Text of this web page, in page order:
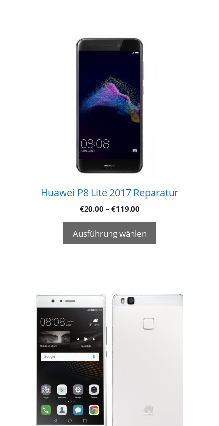
Huawei P8 Lite 2017 Reparatur
€20.00 – €119.00
Ausführung wählen